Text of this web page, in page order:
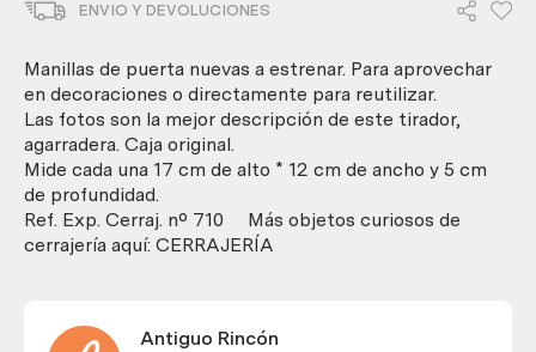
Perfecto
estado.
cantidad
ENVIO Y DEVOLUCIONES
Manillas de puerta nuevas a estrenar. Para aprovechar
en decoraciones o directamente para reutilizar.
Las fotos son la mejor descripción de este tirador,
agarradera. Caja original.
Mide cada una 17 cm de alto * 12 cm de ancho y 5 cm
de profundidad.
Ref. Exp. Cerraj. nº 710 Más objetos curiosos de
cerrajería aquí: CERRAJERÍA
Antiguo Rincón